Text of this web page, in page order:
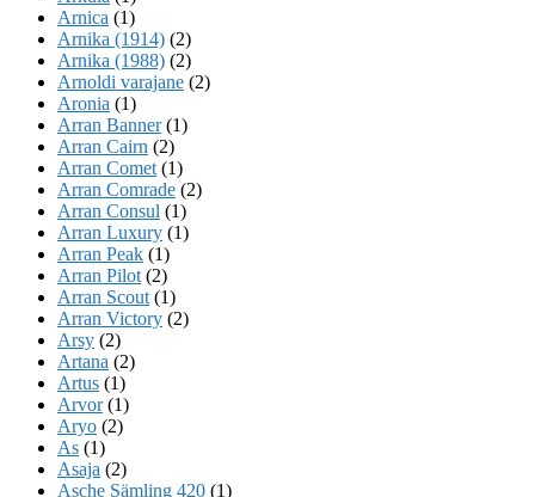
Arnica (1)
Arnika (1914) (2)
Arnika (1988) (2)
Arnoldi varajane (2)
Aronia (1)
Arran Banner(1)
Arran Cairn (2)
Arran Comet (1)
Arran Comrade (2)
Arran Consul (1)
Arran Luxury (1)
Arran Peak (1)
Arran Pilot (2)
Arran Scout (1)
Arran Victory (2)
Arsy (2)
Artana (2)
Artus (1)
Arvor(1)
Aryo (2)
As (1)
Asaja (2)
Asche Sämling 420 (1)